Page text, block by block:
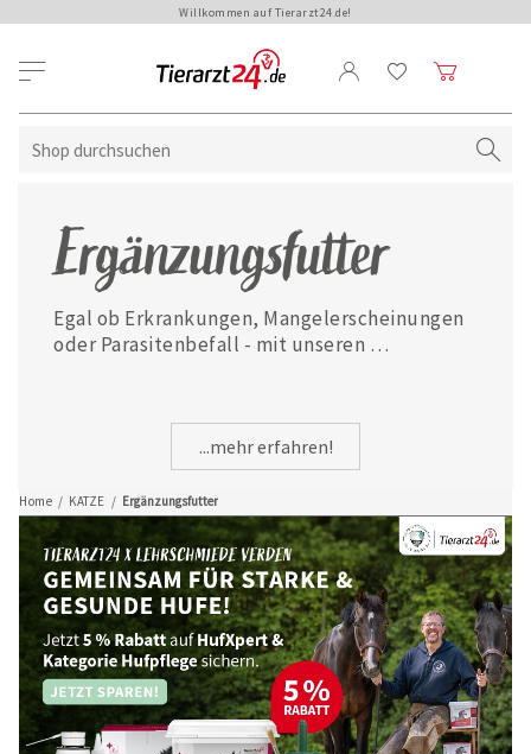
Willkommen auf Tierarzt24.de!
Home / KATZE / Ergänzungsfutter
Ergänzungsfutter
Egal ob Erkrankungen, Mangelerscheinungen
oder Parasitenbefall - mit unseren
...mehr erfahren!